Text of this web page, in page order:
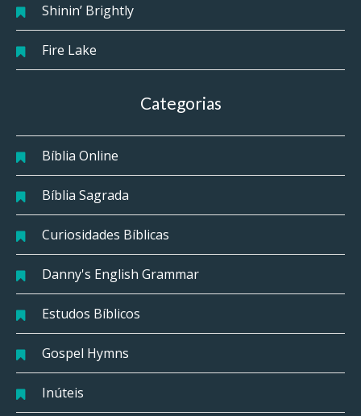
Shinin’ Brightly
Fire Lake
Categorias
Bíblia Online
Bíblia Sagrada
Curiosidades Bíblicas
Danny's English Grammar
Estudos Bíblicos
Gospel Hymns
Inúteis